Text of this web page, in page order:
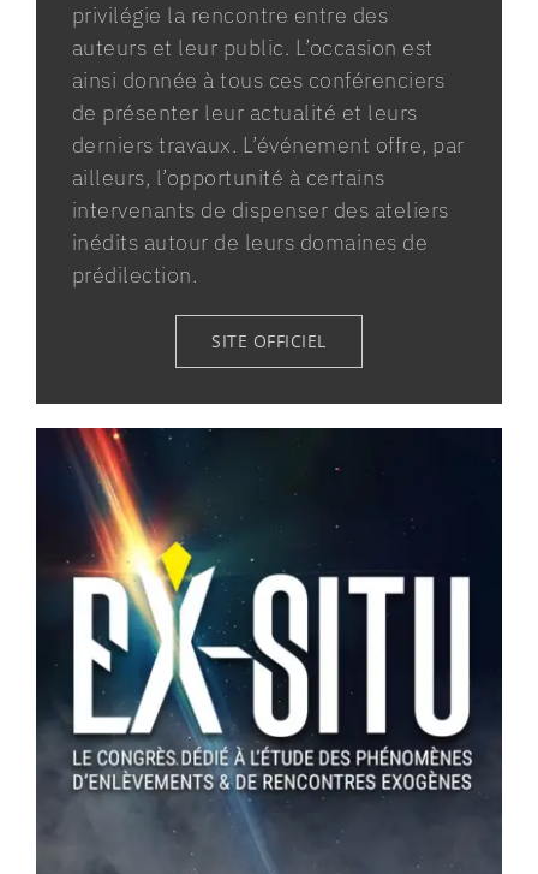
privilégie la rencontre entre des
auteurs et leur public. L’occasion est
ainsi donnée à tous ces conférenciers
de présenter leur actualité et leurs
derniers travaux. L’événement offre, par
ailleurs, l’opportunité à certains
intervenants de dispenser des ateliers
inédits autour de leurs domaines de
prédilection.
SITE OFFICIEL